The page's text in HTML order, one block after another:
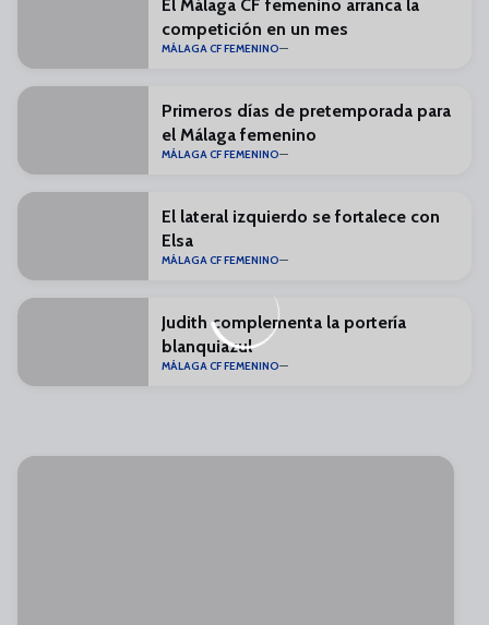
El Málaga CF femenino arranca la
competición en un mes
MÁLAGA CF FEMENINO
Primeros días de pretemporada para
el Málaga femenino
MÁLAGA CF FEMENINO
El lateral izquierdo se fortalece con
Elsa
MÁLAGA CF FEMENINO
Judith complementa la portería
blanquiazul
MÁLAGA CF FEMENINO